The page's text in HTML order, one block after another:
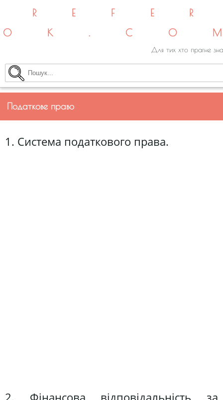
Для тих хто прагне
Податкове право
1. Система податкового права.